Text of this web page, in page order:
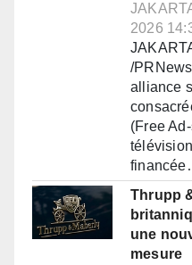
2026
/
alliance
(Free
Thrupp
une
mesure